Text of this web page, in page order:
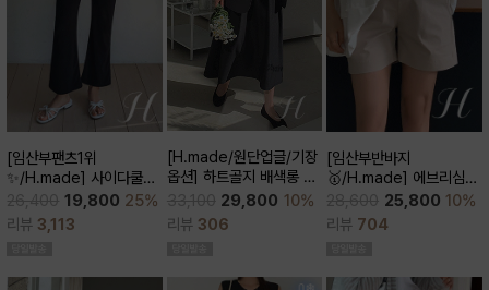
[임산부팬츠1위
✨/H.made] 사이다쿨링
부츠컷 팬츠 (키작/보통/키
큰)
19,800 25%
리뷰 3,113
[H.made/원단업글/기장
옵션] 하트골지 배색롱 원
29,800 10%
리뷰 306
[임산부반바지
🥇/H.made] 에브리심플
25,800 10%
리뷰 704